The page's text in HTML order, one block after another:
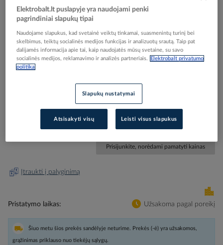
Skip
the
Reali prekė gali skirtis nuo pavaizduotos nuotraukoje
Dėžutė v/t 160x260x91mm aliumininė IP68 pilka
Prisijunkite, norėdami pamatyti kainas
Įtraukti į palyginimą
Pristatymo laikas Užsakoma pagal poreikį
Šiuo metu šios prekės sandėlyje neturime. Prekės (-ė) yra užsakomos,
grąžinimas priklauso nuo tiekėjų sąlygų.
Elektrobalt.lt puslapyje yra naudojami penki
pagrindiniai slapukų tipai
Naudojame slapukus, kad svetainė veiktų tinkamai, suasmenintų turinį bei
skelbimus, teiktų socialinės medijos funkcijas ir analizuotų srautą. Taip pat
dalijamės informacija apie tai, kaip naudojatės mūsų svetaine, su savo
socialinės medijos, reklamavimo ir analizės partneriais.
Elektrobalt privatumo
politika
Slapukų nustatymai
Atsisakyti visų Leisti visus slapukus